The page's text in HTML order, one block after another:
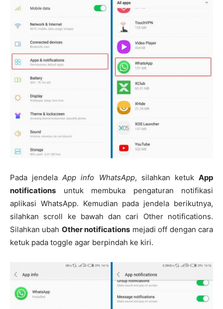
Pada jendelaApp info WhatsApp, silahkan ketukApp
notifications untuk membuka pengaturan notifikasi
aplikasi WhatsApp. Kemudian pada jendela berikutnya,
silahkan scroll ke bawah dan cari Other notifications.
Silahkan ubah Other notifications mejadi off dengan cara
ketuk pada toggle agar berpindah ke kiri.